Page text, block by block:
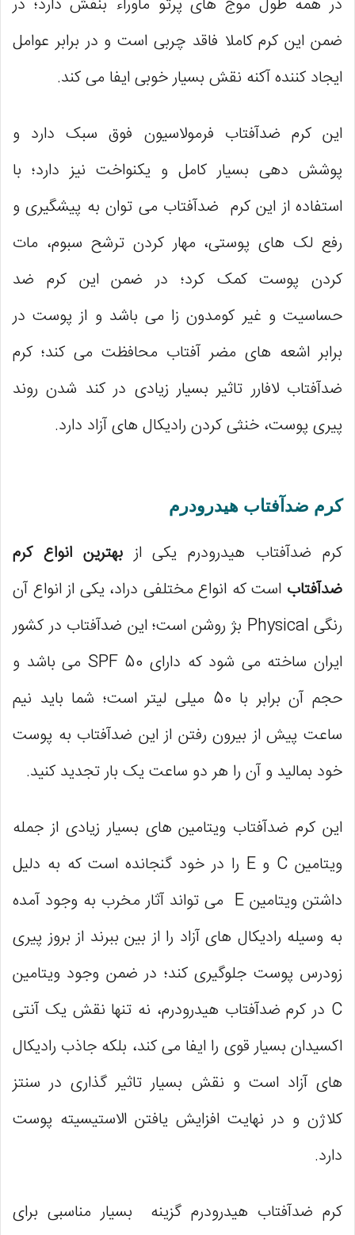
ضمن این کرم کاملا فاقد چربی است و در برابر عوامل
ایجاد کننده آکنه نقش بسیار خوبی ایفا می کند.
این کرم ضدآفتاب فرمولاسیون فوق سبک دارد و
پوشش دهی بسیار کامل و یکنواخت نیز دارد؛ با
استفاده از این کرم ضدآفتاب می توان به پیشگیری و
رفع لک های پوستی، مهار کردن ترشح سبوم، مات
کردن پوست کمک کرد؛ در ضمن این کرم ضد
حساسیت و غیر کومدون زا می باشد و از پوست در
برابر اشعه های مضر آفتاب محافظت می کند؛ کرم
ضدآفتاب لافارر تاثیر بسیار زیادی در کند شدن روند
پیری پوست، خنثی کردن رادیکال های آزاد دارد.
کرم ضدآفتاب هیدرودرم
کرم ضدآفتاب هیدرودرم یکی ازبهترین انواع کرم
ضدآفتاب است که انواع مختلفی دراد، یکی از انواع آن
رنگی Physical بژ روشن است؛ این ضدآفتاب در کشور
ایران ساخته می شود که دارای SPF 50 می باشد و
حجم آن برابر با 50 میلی لیتر است؛ شما باید نیم
ساعت پیش از بیرون رفتن از این ضدآفتاب به پوست
خود بمالید و آن را هر دو ساعت یک بار تجدید کنید.
این کرم ضدآفتاب ویتامین های بسیار زیادی از جمله
ویتامین C و E را در خود گنجانده است که به دلیل
داشتن ویتامین E می تواند آثار مخرب به وجود آمده
به وسیله راديكال های آزاد را از بین ببرند از بروز پيری
زودرس پوست جلوگیری کند؛ در ضمن وجود ويتامين
C در کرم ضدآفتاب هیدرودرم، نه تنها نقش یک آنتی
اكسيدان بسیار قوی را ایفا می کند، بلکه جاذب راديكال
های آزاد است و نقش بسیار تاثیر گذاری در سنتز
كلاژن و در نهایت افزايش یافتن الاستيسيته پوست
دارد.
کرم ضدآفتاب هیدرودرم گزینه بسیار مناسبی برای